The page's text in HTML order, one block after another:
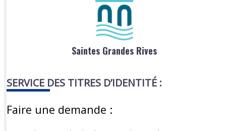
Saintes Grandes Rives
SERVICE DES TITRES D’IDENTITÉ :
Faire une demande :